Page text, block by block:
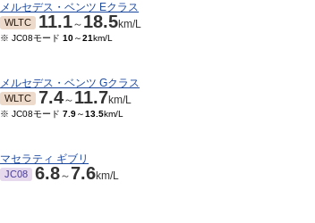
メルセデス・ベンツ Eクラス
WLTC 11.1～ 18.5km/L
※ JC08モード 10～21km/L
メルセデス・ベンツ Gクラス
WLTC 7.4～ 11.7km/L
※ JC08モード 7.9～13.5km/L
マセラティ ギブリ
JC08 6.8～7.6km/L